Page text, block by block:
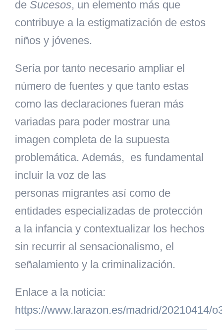
de Sucesos, un elemento más que
contribuye a la estigmatización de estos
niños y jóvenes.
Sería por tanto necesario ampliar el
número de fuentes y que tanto estas
como las declaraciones fueran más
variadas para poder mostrar una
imagen completa de la supuesta
problemática. Además, es fundamental
incluir la voz de las
personas migrantes así como de
entidades especializadas de protección
a la infancia y contextualizar los hechos
sin recurrir al sensacionalismo, el
señalamiento y la criminalización.
Enlace a la noticia:
https://www.larazon.es/madrid/20210414/